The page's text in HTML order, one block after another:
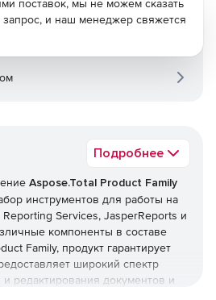
Подробнее
Aspose.Total Product Family
инструментов для работы на
Reporting Services, JasperReports и
компоненты в составе
Family, продукт гарантирует
широкий спектр
редактирования документов и
поставок, мы не можем сказать
запрос, и наш менеджер свяжется